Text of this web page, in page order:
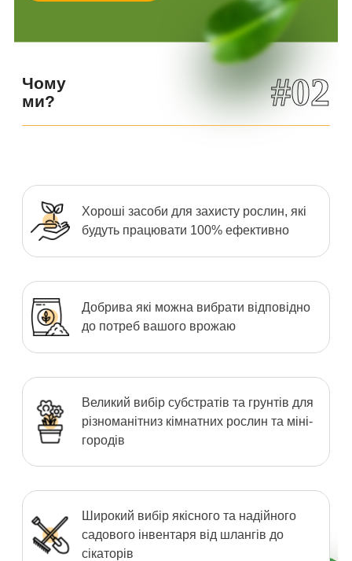
Чому
ми?
#02
Хороші засоби для захисту рослин, які
будуть працювати 100% ефективно
Добрива які можна вибрати відповідно
до потреб вашого врожаю
Великий вибір субстратів та грунтів для
різноманітниз кімнатних рослин та міні-
городів
Широкий вибір якісного та надійного
садового інвентаря від шлангів до
сікаторів